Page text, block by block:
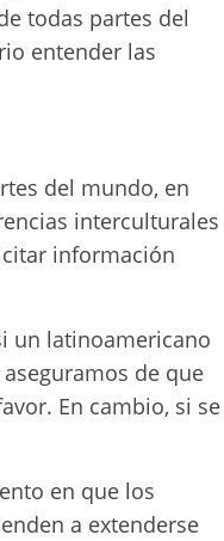
todas partes del
entender las
del mundo, en
interculturales
información
un latinoamericano
de que
En cambio, si se
en que los
a extenderse